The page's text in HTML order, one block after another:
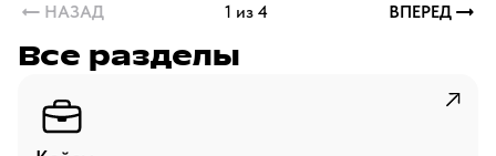
НАЗАД 1 из 4 ВПЕРЕД
Все разделы